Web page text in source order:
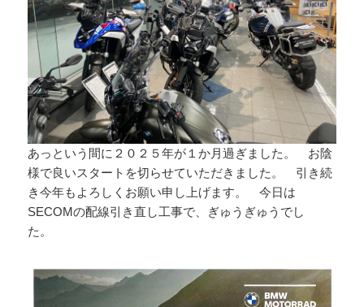
あっという間に２０２５年が１か月過ぎました。 お陰
様で良いスタートを切らせていただきました。 引き続
き今年もよろしくお願い申し上げます。 今日は
SECOMの配線引き直し工事で、ぎゅうぎゅうでし
た。